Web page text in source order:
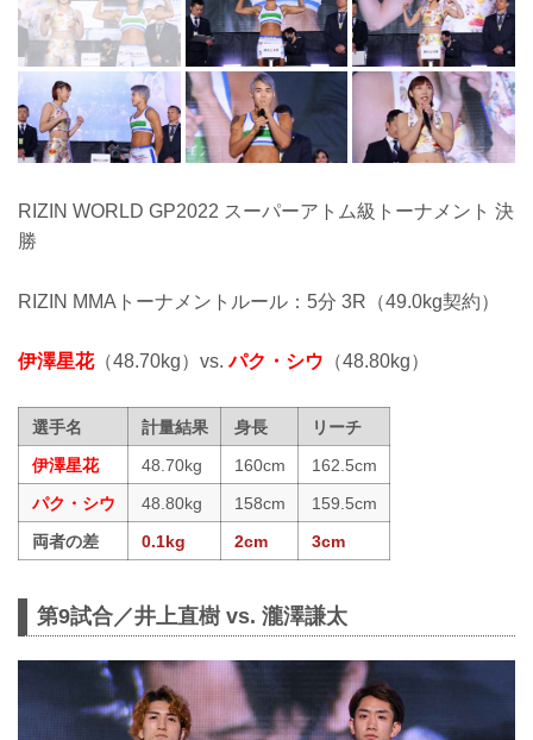
RIZIN WORLD GP2022 スーパーアトム級トーナメント 決
勝
RIZIN MMAトーナメントルール：5分 3R（49.0kg契約）
伊澤星花（48.70kg）vs.パク・シウ （48.80kg）
選手名 計量結果 身長
リーチ
伊澤星花
48.70kg 160cm
162.5cm
パク・シウ
48.80kg 158cm
159.5cm
両者の差
0.1kg 2cm 3cm
第9試合／井上直樹 vs. 瀧澤謙太